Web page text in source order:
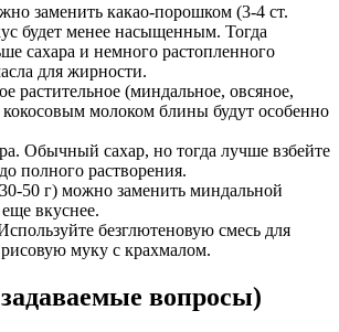
заменить какао-порошком (3-4 ст.
будет менее насыщенным. Тогда
сахара и немного растопленного
для жирности.
растительное (миндальное, овсяное,
кокосовым молоком блины будут особенно
Обычный сахар, но тогда лучше взбейте
полного растворения.
50 г) можно заменить миндальной
вкуснее.
безглютеновую смесь для
муку с крахмалом.
вопросы)